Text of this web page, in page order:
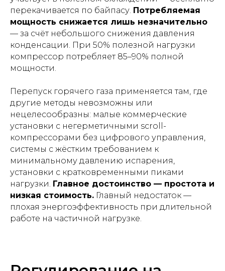
перекачивается по байпасу. Потребляемая
мощность снижается лишь незначительно
— за счёт небольшого снижения давления
конденсации. При 50% полезной нагрузки
компрессор потребляет 85–90% полной
мощности.
Перепуск горячего газа применяется там, где
другие методы невозможны или
нецелесообразны: малые коммерческие
установки с негерметичными scroll-
компрессорами без цифрового управления,
системы с жёстким требованием к
минимальному давлению испарения,
установки с кратковременными пиками
нагрузки. Главное достоинство — простота и
низкая стоимость. Главный недостаток —
плохая энергоэффективность при длительной
работе на частичной нагрузке.